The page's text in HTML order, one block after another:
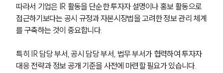
따라서 기업은 IR 활동을 단순한 투자자 설명이나 홍보 활동으로
접근하기보다는 공시 규정과 자본시장법을 고려한 정보 관리 체계
를 구축하는 것이 중요합니다.
특히 IR 담당 부서, 공시 담당 부서, 법무 부서가 협력하여 투자자
대응 전략과 정보 공개 기준을 사전에 마련할 필요가 있습니다.